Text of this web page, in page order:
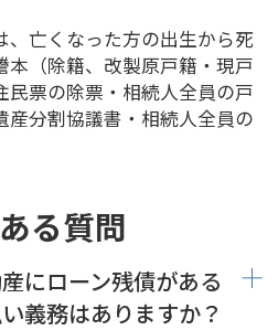
亡くなった方の出生から死
本（除籍、改製原戸籍・現戸
民票の除票・相続人全員の戸
産分割協議書・相続人全員の
る質問
にローン残債がある
義務はありますか？